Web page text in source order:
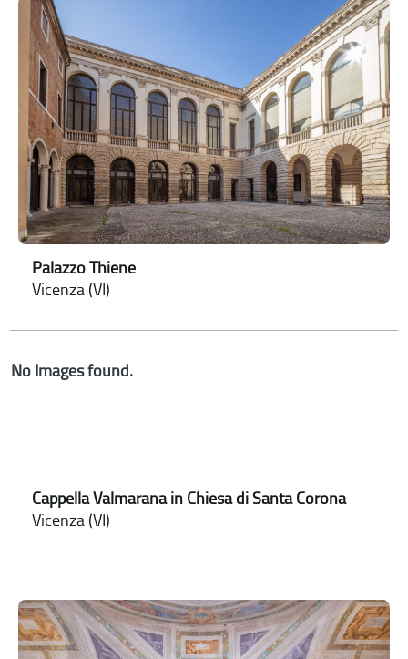
Palazzo Thiene
Vicenza (VI)
No Images found.
Cappella Valmarana in Chiesa di Santa Corona
Vicenza (VI)